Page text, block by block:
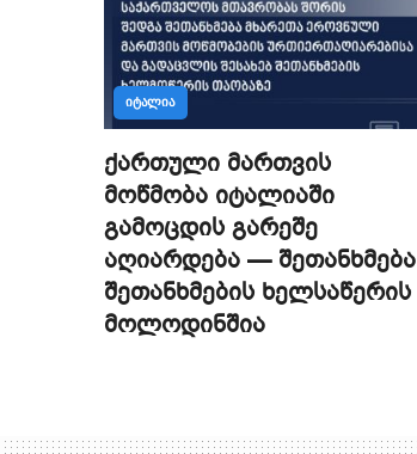
ᲘᲢᲐᲚᲘᲐ
ქართული მართვის
მოწმობა იტალიაში
გამოცდის გარეშე
აღიარდება — შეთანხმება
შეთანხმების ხელსაწერის
მოლოდინშია